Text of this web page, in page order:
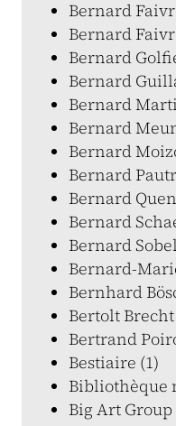
Bernard
Bernard
Bernard
Bernard
Bernard
Bernard
Bernard
Bernard
Bernard
Bernard
Bernard
Bernard-
Bernhard
Bertolt Brecht
Bertrand
Bestiaire (1)
Bibliothèque
Big Art Group